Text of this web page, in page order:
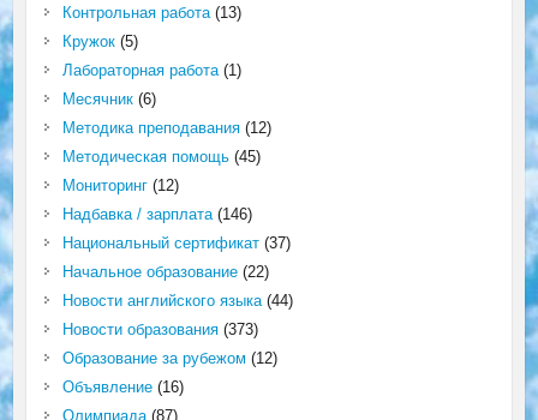
Контрольная работа(13)
Кружок(5)
Лабораторная работа(1)
Месячник(6)
Методика преподавания(12)
Методическая помощь(45)
Мониторинг(12)
Надбавка / зарплата(146)
Национальный сертификат(37)
Начальное образование(22)
Новости английского языка(44)
Новости образования(373)
Образование за рубежом (12)
Объявление(16)
Олимпиада(87)